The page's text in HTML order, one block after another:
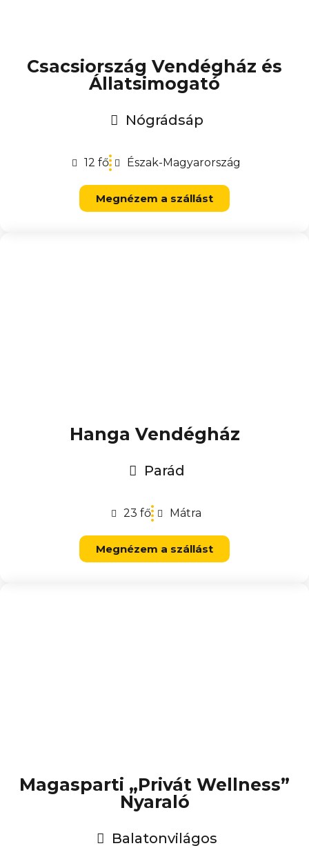
Csacsiország Vendégház és
Állatsimogató
Nógrádsáp
12 fő Észak-Magyarország
Megnézem a szállást
Hanga Vendégház
Parád
23 fő Mátra
Megnézem a szállást
Magasparti „Privát Wellness”
Nyaraló
Balatonvilágos